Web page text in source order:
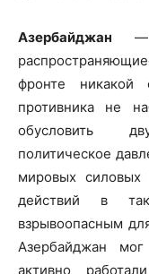
Азербайджан —
фронте никакой
противника не
обусловить
политическое
мировых силовых
действий в
взрывоопасным
Азербайджан
активно